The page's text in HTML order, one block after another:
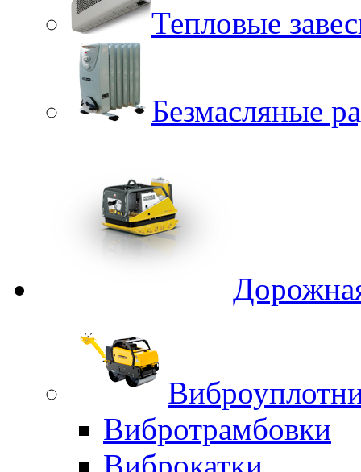
Тепловые
Безмасляные
Вибротрамбовки